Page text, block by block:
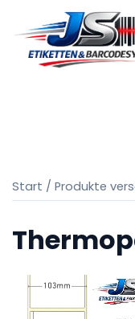
Inhalt
springen
Start / Produkte